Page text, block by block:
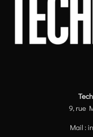
9, rue
Mail :